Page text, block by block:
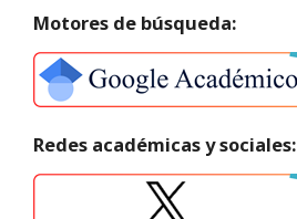
Motores de búsqueda:
Redes académicas y sociales: